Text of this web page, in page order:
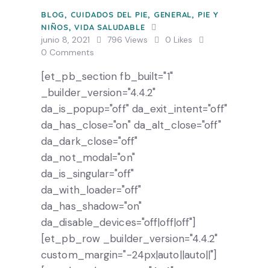
BLOG, CUIDADOS DEL PIE, GENERAL, PIE Y
NIÑOS,VIDA SALUDABLE
junio 8, 2021 796 Views 0 Likes
0 Comments
[et_pb_section fb_built="1"
_builder_version="4.4.2"
da_is_popup="off" da_exit_intent="off"
da_has_close="on" da_alt_close="off"
da_dark_close="off"
da_not_modal="on"
da_is_singular="off"
da_with_loader="off"
da_has_shadow="on"
da_disable_devices="off|off|off"]
[et_pb_row _builder_version="4.4.2"
custom_margin="-24px|auto||auto||"]